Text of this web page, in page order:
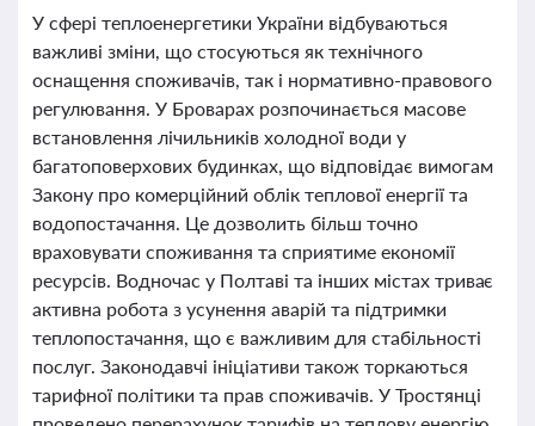
У сфері теплоенергетики України відбуваються
важливі зміни, що стосуються як технічного
оснащення споживачів, так і нормативно-правового
регулювання. У Броварах розпочинається масове
встановлення лічильників холодної води у
багатоповерхових будинках, що відповідає вимогам
Закону про комерційний облік теплової енергії та
водопостачання. Це дозволить більш точно
враховувати споживання та сприятиме економії
ресурсів. Водночас у Полтаві та інших містах триває
активна робота з усунення аварій та підтримки
теплопостачання, що є важливим для стабільності
послуг. Законодавчі ініціативи також торкаються
тарифної політики та прав споживачів. У Тростянці